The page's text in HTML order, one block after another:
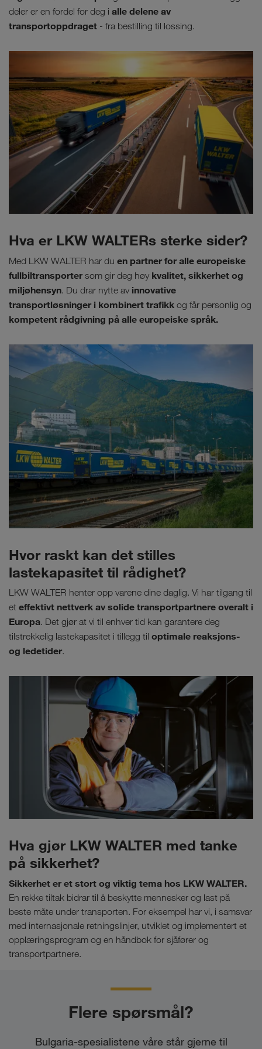
deler er en fordel for deg i alle delene av
transportoppdraget - fra bestilling til lossing.
Hva er LKW WALTERs sterke sider?
Med LKW WALTER har du en partner for alle europeiske
fullbiltransporter som gir deg høy kvalitet, sikkerhet og
miljøhensyn. Du drar nytte av innovative
transportløsninger i kombinert trafikk og får personlig og
kompetent rådgivning på alle europeiske språk.
Hvor raskt kan det stilles
lastekapasitet til rådighet?
LKW WALTER henter opp varene dine daglig. Vi har tilgang til
et effektivt nettverk av solide transportpartnere overalt i
Europa. Det gjør at vi til enhver tid kan garantere deg
tilstrekkelig lastekapasitet i tillegg til optimale reaksjons-
og ledetider.
Hva gjør LKW WALTER med tanke
på sikkerhet?
Sikkerhet er et stort og viktig tema hos LKW WALTER.
En rekke tiltak bidrar til å beskytte mennesker og last på
beste måte under transporten. For eksempel har vi, i samsvar
med internasjonale retningslinjer, utviklet og implementert et
opplæringsprogram og en håndbok for sjåfører og
transportpartnere.
Flere spørsmål?
Bulgaria-spesialistene våre står gjerne til